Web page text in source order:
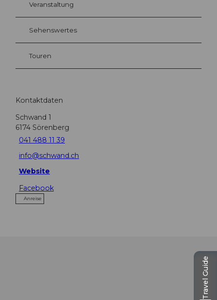
Veranstaltung
Sehenswertes
Touren
Kontaktdaten
Schwand 1
6174 Sörenberg
041 488 11 39
info@schwand.ch
Website
Facebook
Anreise
Travel Guide